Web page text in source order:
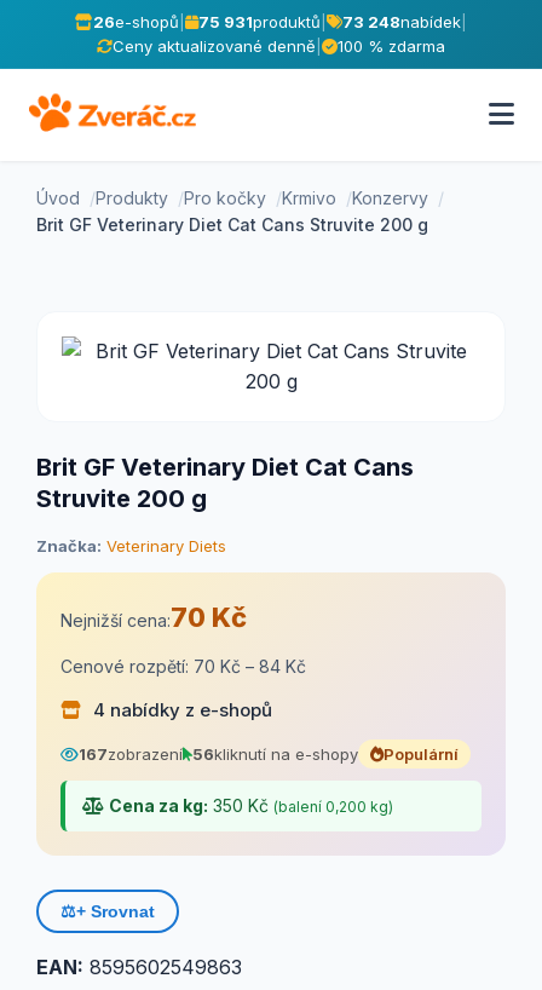
26e-shopů 75 931produktů 73 248nabídek
Ceny aktualizované denně
100 % zdarma
Úvod Produkty Pro kočky Krmivo
Konzervy
Brit GF Veterinary Diet Cat Cans Struvite 200 g
Brit GF Veterinary Diet Cat Cans
Struvite 200 g
Značka: Veterinary Diets
Nejnižší cena:70 Kč
Cenové rozpětí: 70 Kč – 84 Kč
4 nabídky z e-shopů
167zobrazení 56kliknutí na e-shopy Populární
Cena za kg: 350 Kč (balení 0,200 kg)
⚖️+ Srovnat
EAN: 8595602549863